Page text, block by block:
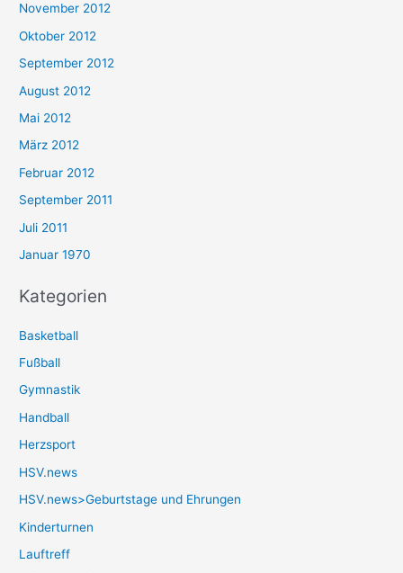
November 2012
Oktober 2012
September 2012
August 2012
Mai 2012
März 2012
Februar 2012
September 2011
Juli 2011
Januar 1970
Kategorien
Basketball
Fußball
Gymnastik
Handball
Herzsport
HSV.news
HSV.news>Geburtstage und Ehrungen
Kinderturnen
Lauftreff